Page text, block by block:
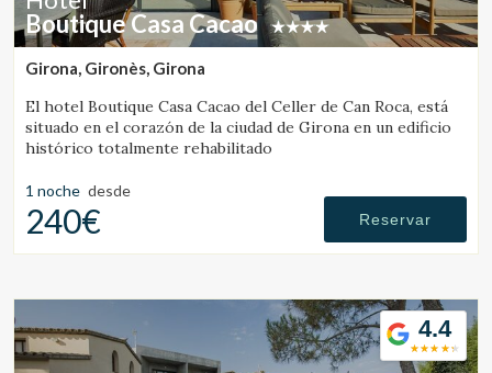
Boutique Casa Cacao
Girona, Gironès, Girona
El hotel Boutique Casa Cacao del Celler de Can Roca, está
situado en el corazón de la ciudad de Girona en un edificio
histórico totalmente rehabilitado
1 noche desde
240€ Reservar
4.4